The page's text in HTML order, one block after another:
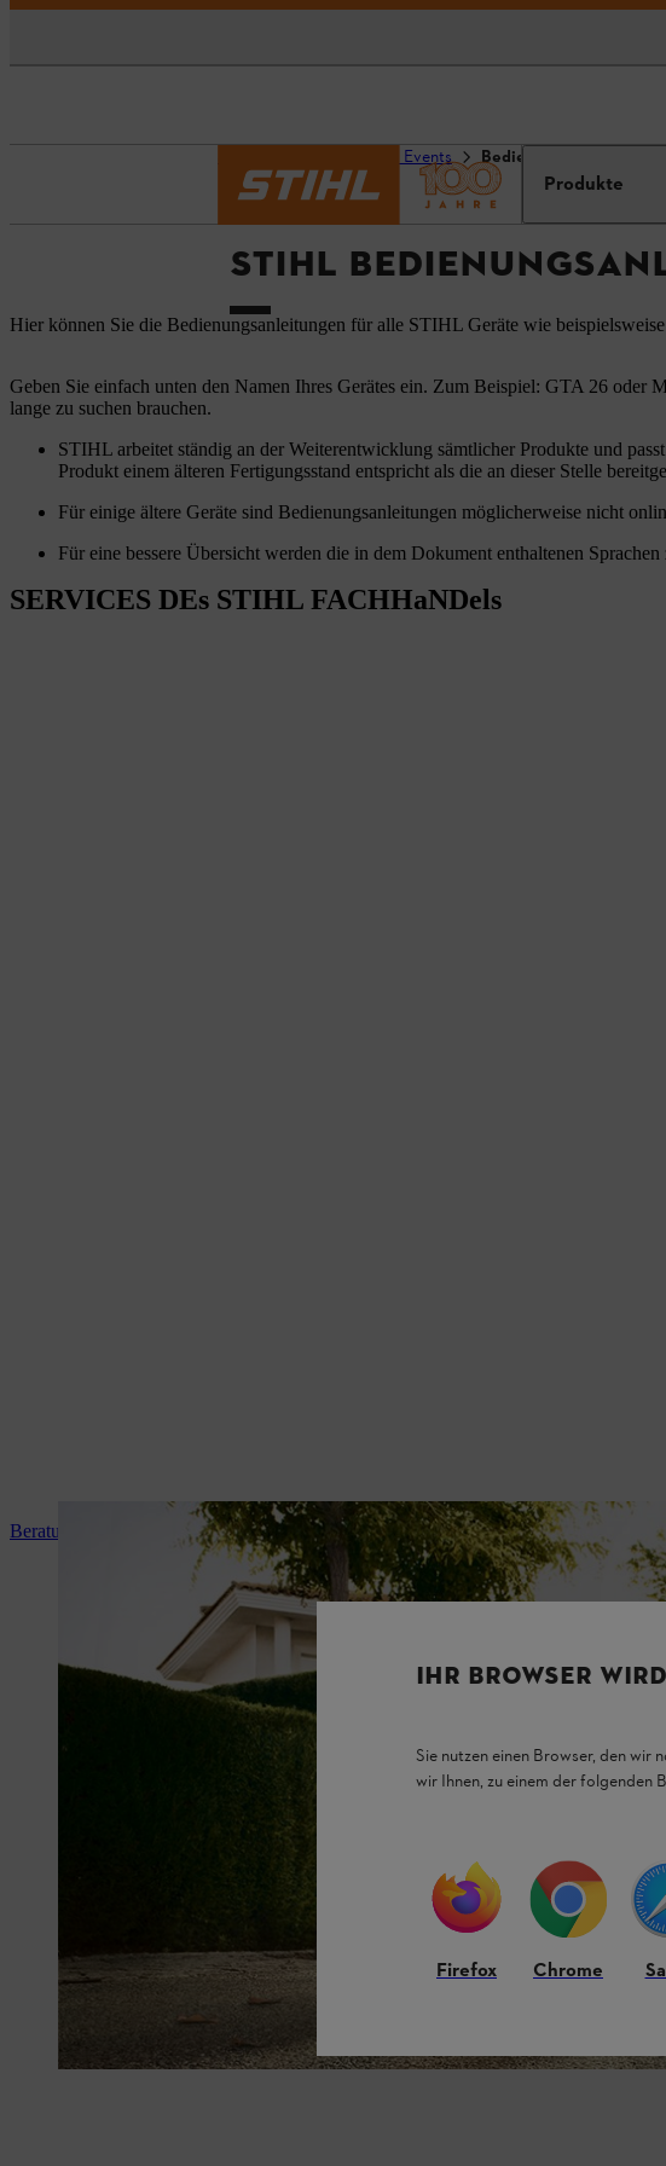
Produkte
Service und Events Bedienungsanleitungen
STIHL
Hier können Sie die Bedienungsanleitungen für alle STIHL Geräte wie
Geben Sie einfach unten den Namen Ihres Gerätes ein. Zum Beispiel: GTA 26 oder
lange zu suchen brauchen.
STIHL arbeitet ständig an der Weiterentwicklung sämtlicher Produkte und
Produkt einem älteren Fertigungsstand entspricht als die an dieser Stelle
Für einige ältere Geräte sind Bedienungsanleitungen möglicherweise nicht
Für eine bessere Übersicht werden die in dem Dokument enthaltenen
SERVICES DEs STIHL FACHHaNDels
Beratung und Produkteinweisung
IHR BROWSER
Sie nutzen einen Browser, den wir
wir Ihnen, zu einem der folgenden
Firefox Chrome